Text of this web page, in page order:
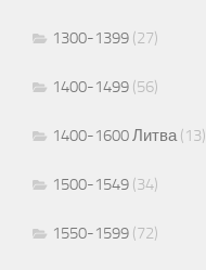
1300-1399 (27)
1400-1499 (56)
1400-1600 Литва(13)
1500-1549 (34)
1550-1599 (72)